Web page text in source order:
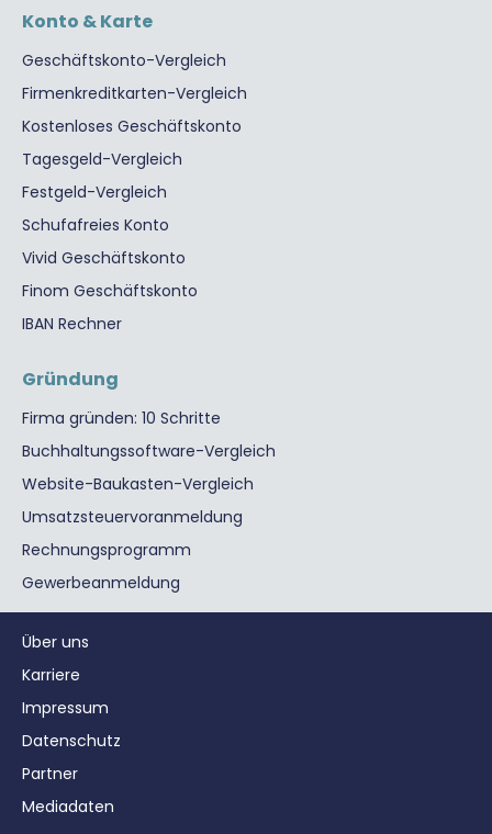
Konto & Karte
Geschäftskonto-Vergleich
Firmenkreditkarten-Vergleich
Kostenloses Geschäftskonto
Tagesgeld-Vergleich
Festgeld-Vergleich
Schufafreies Konto
Vivid Geschäftskonto
Finom Geschäftskonto
IBAN Rechner
Gründung
Firma gründen: 10 Schritte
Buchhaltungssoftware-Vergleich
Website-Baukasten-Vergleich
Umsatzsteuervoranmeldung
Rechnungsprogramm
Gewerbeanmeldung
Über uns
Karriere
Impressum
Datenschutz
Partner
Mediadaten